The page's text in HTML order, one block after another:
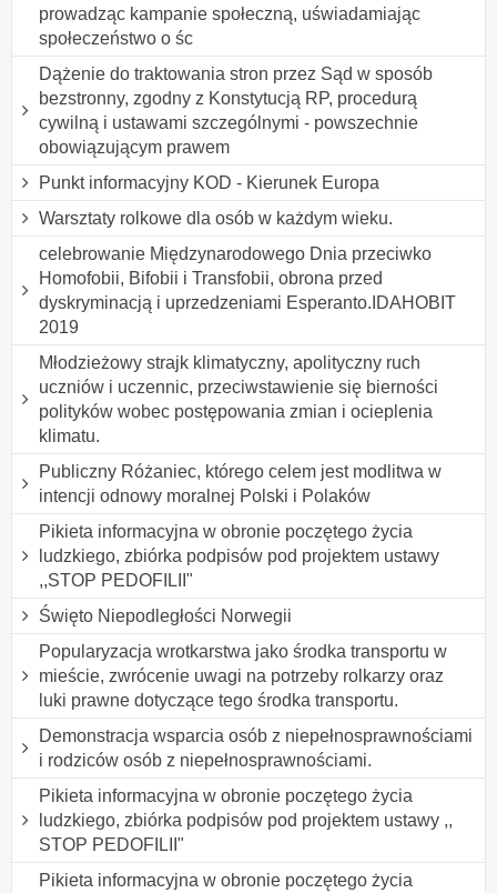
prowadząc kampanie społeczną, uświadamiając
społeczeństwo o śc
Dążenie do traktowania stron przez Sąd w sposób
bezstronny, zgodny z Konstytucją RP, procedurą
cywilną i ustawami szczególnymi - powszechnie
obowiązującym prawem
Punkt informacyjny KOD - Kierunek Europa
Warsztaty rolkowe dla osób w każdym wieku.
celebrowanie Międzynarodowego Dnia przeciwko
Homofobii, Bifobii i Transfobii, obrona przed
dyskryminacją i uprzedzeniami Esperanto.IDAHOBIT
2019
Młodzieżowy strajk klimatyczny, apolityczny ruch
uczniów i uczennic, przeciwstawienie się bierności
polityków wobec postępowania zmian i ocieplenia
klimatu.
Publiczny Różaniec, którego celem jest modlitwa w
intencji odnowy moralnej Polski i Polaków
Pikieta informacyjna w obronie poczętego życia
ludzkiego, zbiórka podpisów pod projektem ustawy
,,STOP PEDOFILII"
Święto Niepodległości Norwegii
Popularyzacja wrotkarstwa jako środka transportu w
mieście, zwrócenie uwagi na potrzeby rolkarzy oraz
luki prawne dotyczące tego środka transportu.
Demonstracja wsparcia osób z niepełnosprawnościami
i rodziców osób z niepełnosprawnościami.
Pikieta informacyjna w obronie poczętego życia
ludzkiego, zbiórka podpisów pod projektem ustawy ,,
STOP PEDOFILII"
Pikieta informacyjna w obronie poczętego życia